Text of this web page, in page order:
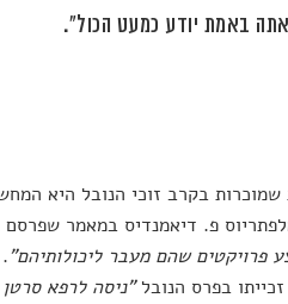
באמת יודע כמעט הכול".
שמוכרות בקרב זוכי הנובל היא
פ. דיאמנדיס במאמר
פרויקטים שהם מעבר ליכולותיהם"
בפרס הנובל"ניסה לרפא